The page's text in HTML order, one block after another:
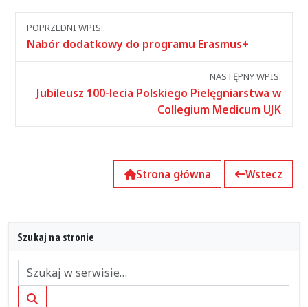
Nawigacja
między
POPRZEDNI WPIS:
Nabór dodatkowy do programu Erasmus+
NASTĘPNY WPIS:
Jubileusz 100-lecia Polskiego Pielęgniarstwa w
Collegium Medicum UJK
Strona główna Wstecz
Szukaj na stronie
Szukaj